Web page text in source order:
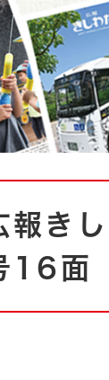
・施設の案内
報き
16面